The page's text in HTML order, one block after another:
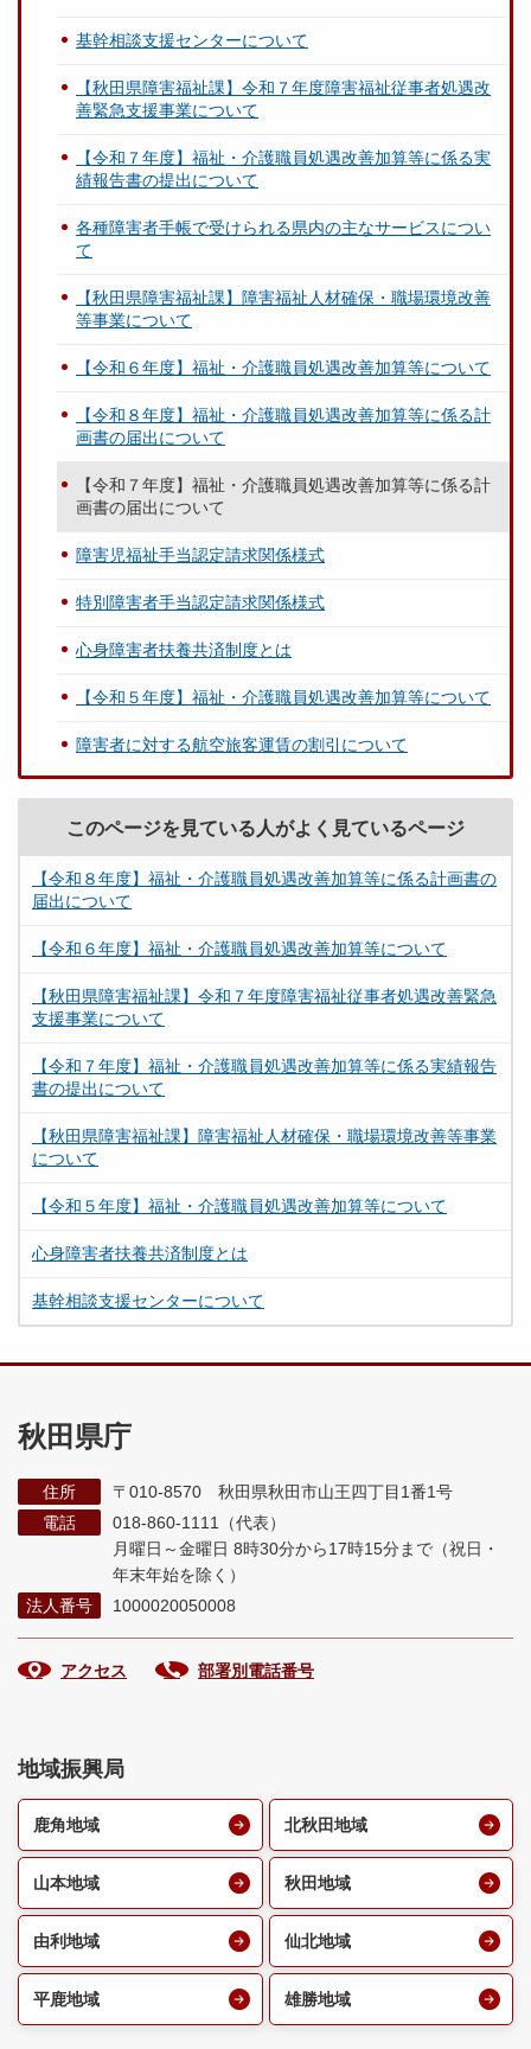
基幹相談支援センターについて
【秋田県障害福祉課】令和７年度障害福祉従事者処遇改
善緊急支援事業について
【令和７年度】福祉・介護職員処遇改善加算等に係る実
績報告書の提出について
各種障害者手帳で受けられる県内の主なサービスについ
て
【秋田県障害福祉課】障害福祉人材確保・職場環境改善
等事業について
【令和６年度】福祉・介護職員処遇改善加算等について
【令和８年度】福祉・介護職員処遇改善加算等に係る計
画書の届出について
【令和７年度】福祉・介護職員処遇改善加算等に係る計
画書の届出について
障害児福祉手当認定請求関係様式
特別障害者手当認定請求関係様式
心身障害者扶養共済制度とは
【令和５年度】福祉・介護職員処遇改善加算等について
障害者に対する航空旅客運賃の割引について
このページを見ている人がよく見ているページ
【令和８年度】福祉・介護職員処遇改善加算等に係る計画書の
届出について
【令和６年度】福祉・介護職員処遇改善加算等について
【秋田県障害福祉課】令和７年度障害福祉従事者処遇改善緊急
支援事業について
【令和７年度】福祉・介護職員処遇改善加算等に係る実績報告
書の提出について
【秋田県障害福祉課】障害福祉人材確保・職場環境改善等事業
について
【令和５年度】福祉・介護職員処遇改善加算等について
心身障害者扶養共済制度とは
基幹相談支援センターについて
秋田県庁
住所
〒010-8570 秋田県秋田市山王四丁目1番1号
電話
018-860-1111（代表）
月曜日～金曜日 8時30分から17時15分まで （祝日・
年末年始を除く）
法人番号
1000020050008
アクセス 部署別電話番号
地域振興局
鹿角地域 北秋田地域
山本地域 秋田地域
由利地域 仙北地域
平鹿地域 雄勝地域